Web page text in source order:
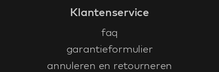
Klantenservice
faq
garantieformulier
annuleren en retourneren